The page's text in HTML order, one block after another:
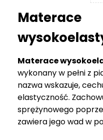
Materace
Materace
wykonany w pełni z
nazwa wskazuje,
elastyczność.
sprężynowego
zawiera jego wad w